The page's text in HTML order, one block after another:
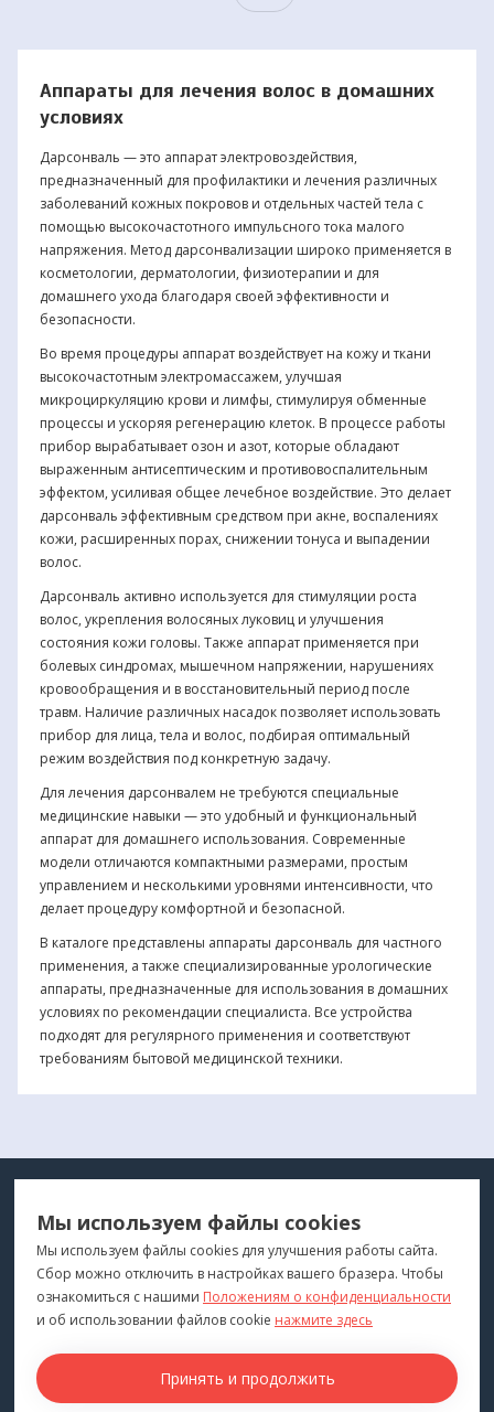
Аппараты для лечения волос в домашних
условиях
Дарсонваль — это аппарат электровоздействия,
предназначенный для профилактики и лечения различных
заболеваний кожных покровов и отдельных частей тела с
помощью высокочастотного импульсного тока малого
напряжения. Метод дарсонвализации широко применяется в
косметологии, дерматологии, физиотерапии и для
домашнего ухода благодаря своей эффективности и
безопасности.
Во время процедуры аппарат воздействует на кожу и ткани
высокочастотным электромассажем, улучшая
микроциркуляцию крови и лимфы, стимулируя обменные
процессы и ускоряя регенерацию клеток. В процессе работы
прибор вырабатывает озон и азот, которые обладают
выраженным антисептическим и противовоспалительным
эффектом, усиливая общее лечебное воздействие. Это делает
дарсонваль эффективным средством при акне, воспалениях
кожи, расширенных порах, снижении тонуса и выпадении
волос.
Дарсонваль активно используется для стимуляции роста
волос, укрепления волосяных луковиц и улучшения
состояния кожи головы. Также аппарат применяется при
болевых синдромах, мышечном напряжении, нарушениях
кровообращения и в восстановительный период после
травм. Наличие различных насадок позволяет использовать
прибор для лица, тела и волос, подбирая оптимальный
режим воздействия под конкретную задачу.
Для лечения дарсонвалем не требуются специальные
медицинские навыки — это удобный и функциональный
аппарат для домашнего использования. Современные
модели отличаются компактными размерами, простым
управлением и несколькими уровнями интенсивности, что
делает процедуру комфортной и безопасной.
В каталоге представлены аппараты дарсонваль для частного
применения, а также специализированные урологические
аппараты, предназначенные для использования в домашних
условиях по рекомендации специалиста. Все устройства
подходят для регулярного применения и соответствуют
требованиям бытовой медицинской техники.
ДЛЯ ВАС
"Медтехника для Вас"©2026
ПОКУПАТЕЛЯМ
Каталог
Бренды
Для оптовиков
КОНТАКТЫ
г. Владивосток
Мы используем файлы cookies
Мы используем файлы cookies для улучшения работы сайта.
Сбор можно отключить в настройках вашего бразера. Чтобы
ознакомиться с нашими Положениям о конфиденциальности
и об использовании файлов cookie нажмите здесь
Принять и продолжить